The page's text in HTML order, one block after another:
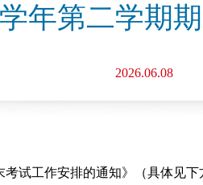
年第二学期
2026.06.08
考试工作安排的通知》（具体见